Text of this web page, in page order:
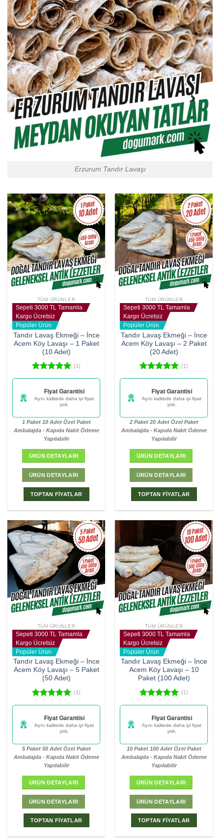
Erzurum Tandır Lavaşı
TÜM ÜRÜNLER
Sepeti 3000 TL Tamamla
Kargo Ücretsiz
Popüler Ürün
Tandır Lavaş Ekmeği – İnce
Acem Köy Lavaşı – 1 Paket
(10 Adet)
5 üzerinden
(1)
Fiyat Garantisi
Aynı kalitede daha iyi fiyat
yok.
1 Paket 10 Adet Özel Paket
Ambalajda - Kapıda Nakit Ödeme
Yapılabilir
ÜRÜN DETAYLARI
ÜRÜN DETAYLARI
TOPTAN FİYATLAR
TÜM ÜRÜNLER
Sepeti 3000 TL Tamamla
Kargo Ücretsiz
Popüler Ürün
Tandır Lavaş Ekmeği – İnce
Acem Köy Lavaşı – 2 Paket
(20 Adet)
5 üzerinden
(1)
Fiyat Garantisi
Aynı kalitede daha iyi fiyat
yok.
2 Paket 20 Adet Özel Paket
Ambalajda - Kapıda Nakit Ödeme
Yapılabilir
ÜRÜN DETAYLARI
ÜRÜN DETAYLARI
TOPTAN FİYATLAR
TÜM ÜRÜNLER
Sepeti 3000 TL Tamamla
Kargo Ücretsiz
Popüler Ürün
Tandır Lavaş Ekmeği – İnce
Acem Köy Lavaşı – 5 Paket
(50 Adet)
5 üzerinden
(1)
Fiyat Garantisi
Aynı kalitede daha iyi fiyat
yok.
5 Paket 50 Adet Özel Paket
Ambalajda - Kapıda Nakit Ödeme
Yapılabilir
ÜRÜN DETAYLARI
ÜRÜN DETAYLARI
TOPTAN FİYATLAR
TÜM ÜRÜNLER
Sepeti 3000 TL Tamamla
Kargo Ücretsiz
Popüler Ürün
Tandır Lavaş Ekmeği – İnce
Acem Köy Lavaşı – 10
Paket (100 Adet)
5 üzerinden
(1)
Fiyat Garantisi
Aynı kalitede daha iyi fiyat
yok.
10 Paket 100 Adet Özel Paket
Ambalajda - Kapıda Nakit Ödeme
Yapılabilir
ÜRÜN DETAYLARI
ÜRÜN DETAYLARI
TOPTAN FİYATLAR